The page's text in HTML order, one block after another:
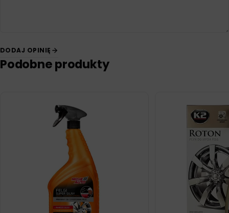
DODAJ OPINIĘ
Podobne produkty